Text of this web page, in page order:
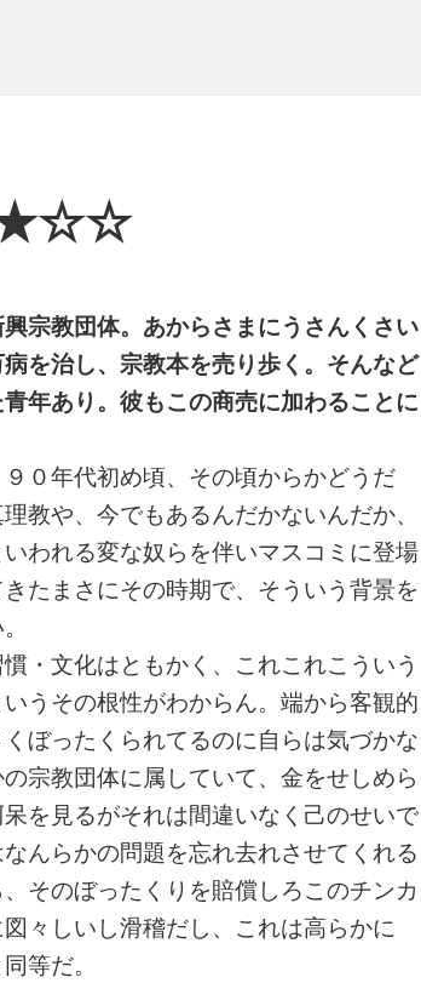
宗教団体。あからさまにうさんくさい
を治し、宗教本を売り歩く。そんなど
年あり。彼もこの商売に加わることに
０年代初め頃、その頃からかどうだ
教や、今でもあるんだかないんだか、
われる変な奴らを伴いマスコミに登場
たまさにその時期で、そういう背景を
・文化はともかく、これこれこういう
うその根性がわからん。端から客観的
ぼったくられてるのに自らは気づかな
宗教団体に属していて、金をせしめら
を見るがそれは間違いなく己のせいで
んらかの問題を忘れ去れさせてくれる
そのぼったくりを賠償しろこのチンカ
々しいし滑稽だし、これは高らかに
等だ。